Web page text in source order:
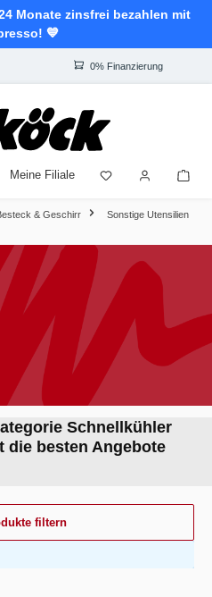
Monate zinsfrei bezahlen mit
💙
0% Finanzierung
Meine Filiale
& Geschirr
Sonstige Utensilien
Schnellkühler
die besten Angebote
filtern